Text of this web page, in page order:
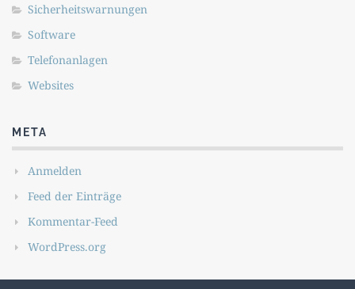
Sicherheitswarnungen
Software
Telefonanlagen
Websites
META
Anmelden
Feed der Einträge
Kommentar-Feed
WordPress.org